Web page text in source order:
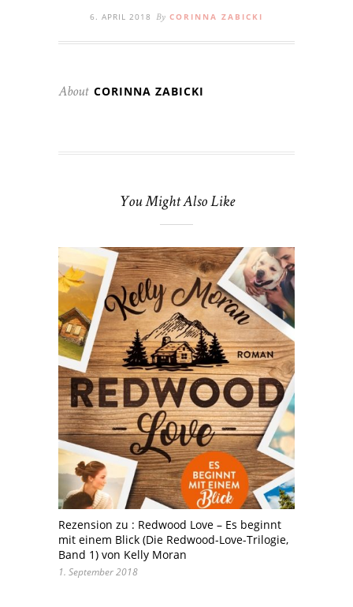
6. APRIL 2018 By CORINNA ZABICKI
About CORINNA ZABICKI
You Might Also Like
Rezension zu : Redwood Love – Es beginnt
mit einem Blick (Die Redwood-Love-Trilogie,
Band 1) von Kelly Moran
1. September 2018